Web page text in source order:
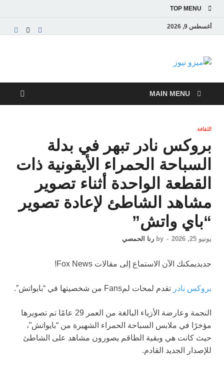
TOP MENU
أغسطس 9, 2026
ميزو نيوز
والاقتصادية
MAIN MENU
الثقافة
بروكس نادر تبهر في بدلة
السباحة الحمراء الأيقونية ذات
القطعة الواحدة أثناء تصوير
مشاهد الشاطئ لإعادة تصوير
“باي واتش”
يونيو 25, 2026 -
by رنا الحمصي
جديديمكنك الآن الاستماع إلى مقالات Fox News!
بروكس نادر تقدم لمحات لمFans من شخصيتها في “بايواتش”.
النجمة وعارضة الأزياء البالغة من العمر 29 عامًا تم تصويرها
مؤخرًا في ملابس السباحة الحمراء الشهيرة من “بايواتش”،
حيث كانت هي وبقية الطاقم يصورون مشاهد على الشاطئ
للإصدار الجديد القادم.